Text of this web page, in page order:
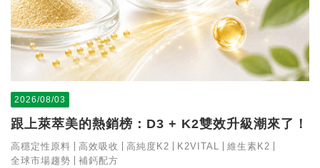
2026/08/03
跟上萊萃美的熱銷榜：D3 + K2雙效升級潮來了！
高穩定性原料 高效吸收 高純度K2 K2VITAL
維生素K2
全球市場趨勢
補鈣配方